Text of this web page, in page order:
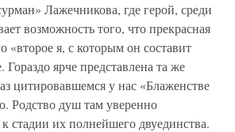
Лажечникова, где герой, среди
возможность того, что прекрасная
«второе я, с которым он составит
Гораздо ярче представлена та же
цитировавшемся у нас «Блаженстве
Родство душ там уверенно
стадии их полнейшего двуединства.